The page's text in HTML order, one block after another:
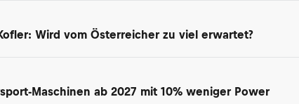
Wird vom Österreicher zu viel erwartet?
Maschinen ab 2027 mit 10% weniger Power